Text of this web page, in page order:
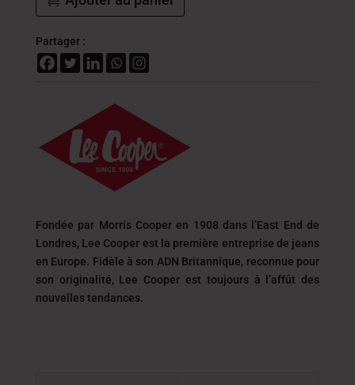
Partager :
Fondée par Morris Cooper en 1908 dans l’East End de
Londres, Lee Cooper est la première entreprise de jeans
en Europe. Fidèle à son ADN Britannique, reconnue pour
son originalité, Lee Cooper est toujours à l’affût des
nouvelles tendances.